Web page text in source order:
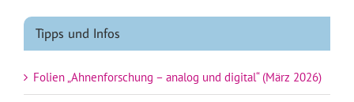
Tipps und Infos
Folien „Ahnenforschung – analog und digital“ (März 2026)